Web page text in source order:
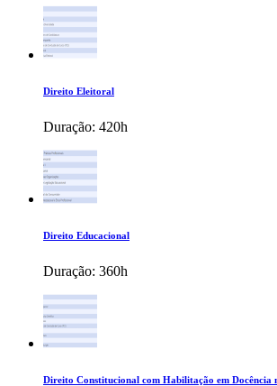
Direito Eleitoral
Duração: 420h
Direito Educacional
Duração: 360h
Direito Constitucional com Habilitação em Docência